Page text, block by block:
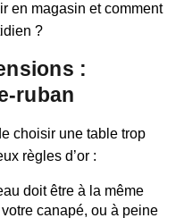
en magasin et comment
?
:
ruban
choisir une table trop
règles d’or :
doit être à la même
canapé, ou à peine